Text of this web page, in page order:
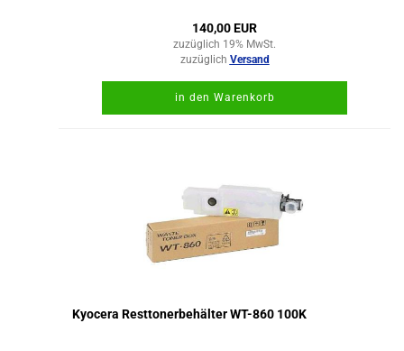
140,00 EUR
zuzüglich 19% MwSt.
zuzüglich Versand
in den Warenkorb
Kyocera Resttonerbehälter WT-860 100K